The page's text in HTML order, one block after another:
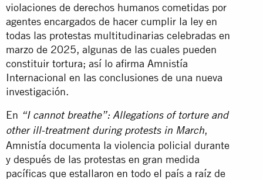
violaciones de derechos humanos cometidas por
agentes encargados de hacer cumplir la ley en
todas las protestas multitudinarias celebradas en
marzo de 2025, algunas de las cuales pueden
constituir tortura; así lo afirma Amnistía
Internacional en las conclusiones de una nueva
investigación.
En “I cannot breathe”: Allegations of torture and
other ill-treatment during protests in March,
Amnistía documenta la violencia policial durante
y después de las protestas en gran medida
pacíficas que estallaron en todo el país a raíz de